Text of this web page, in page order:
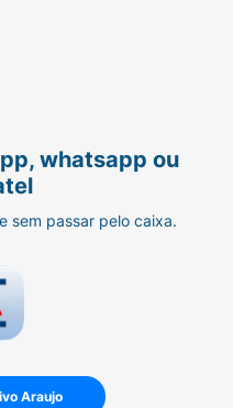
whatsapp ou
sem passar pelo caixa.
Araujo